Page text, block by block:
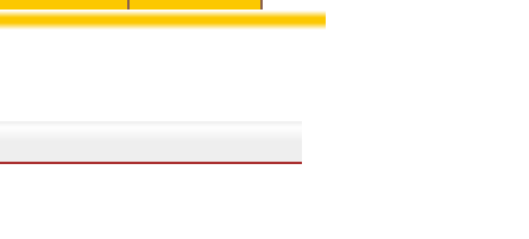
年版
年版
年版
年版
年版
年版
年版
す剪定鋏
ズ
リーズ
ー細工鋸
ＣＴシリーズ
リーズ
ー折込シリー
お問い合わせ
鋸アンケート
鋏アンケート
プライバシーポリシー
特定商取引法に基づく玉鳥産業株式会社
みきかじや村
玉鳥トレーディング
関連リンク一覧